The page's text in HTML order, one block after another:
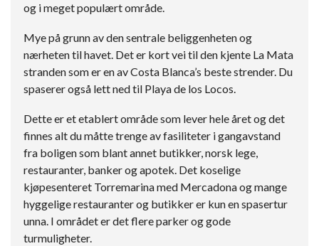
og i meget populært område.
Mye på grunn av den sentrale beliggenheten og
nærheten til havet. Det er kort vei til den kjente La Mata
stranden som er en av Costa Blanca’s beste strender. Du
spaserer også lett ned til Playa de los Locos.
Dette er et etablert område som lever hele året og det
finnes alt du måtte trenge av fasiliteter i gangavstand
fra boligen som blant annet butikker, norsk lege,
restauranter, banker og apotek. Det koselige
kjøpesenteret Torremarina med Mercadona og mange
hyggelige restauranter og butikker er kun en spasertur
unna. I området er det flere parker og gode
turmuligheter.